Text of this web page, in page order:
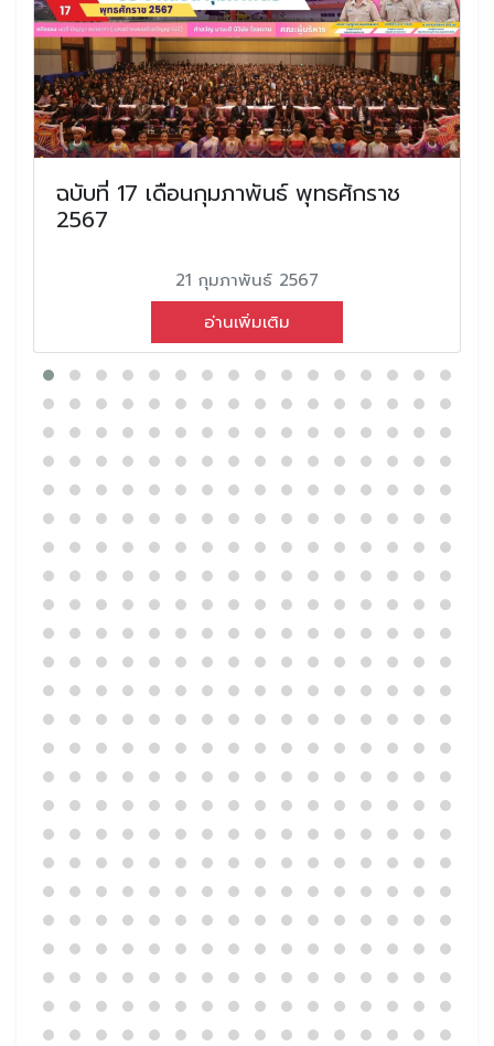
ฉบับที่ 17 เดือนกุมภาพันธ์ พุทธศักราช
2567
21 กุมภาพันธ์ 2567
อ่านเพิ่มเติม